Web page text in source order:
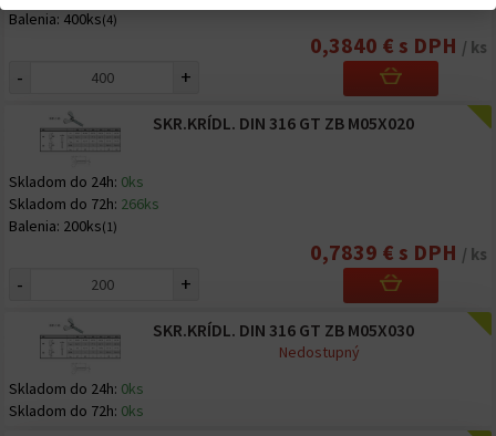
Balenia: 400ks(4)
0,3840 € s DPH / ks
- +
SKR.KRÍDL. DIN 316 GT ZB M05X020
Skladom do 24h: 0ks
Skladom do 72h: 266ks
Balenia: 200ks(1)
0,7839 € s DPH / ks
- +
SKR.KRÍDL. DIN 316 GT ZB M05X030
Skladom do 24h: 0ks
Skladom do 72h: 0ks
Nedostupný